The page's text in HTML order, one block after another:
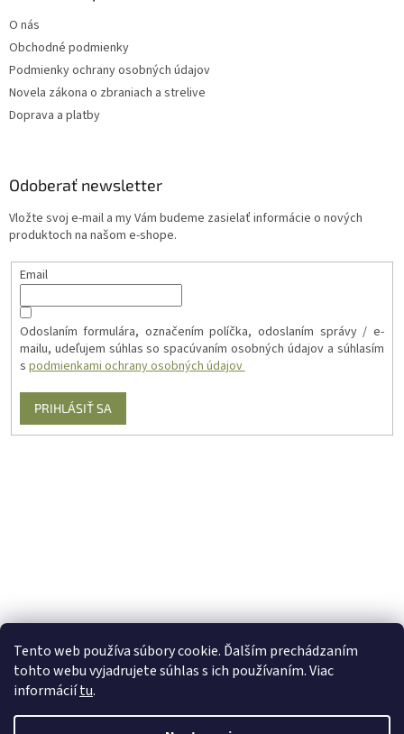
Tento web používa súbory cookie. Ďalším prechádzaním
tohto webu vyjadrujete súhlas s ich používaním. Viac
informáciítu.
O nás
Obchodné podmienky
Podmienky ochrany osobných údajov
Novela zákona o zbraniach a strelive
Doprava a platby
Odoberať newsletter
Vložte svoj e-mail a my Vám budeme zasielať informácie o nových
produktoch na našom e-shope.
Email
Odoslaním formulára, označením políčka, odoslaním správy / e-
mailu, udeľujem súhlas so spacúvaním osobných údajov a súhlasím
s podmienkami ochrany osobných údajov
PRIHLÁSIŤ SA